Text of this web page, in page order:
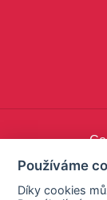
Používáme
Díky cookies